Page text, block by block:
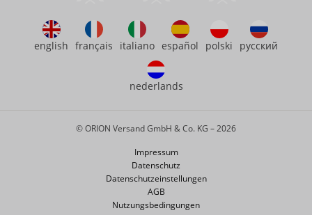
english français italiano español polski русский
nederlands
Impressum
Datenschutz
Datenschutzeinstellungen
AGB
Nutzungsbedingungen
© ORION Versand GmbH & Co. KG – 2026